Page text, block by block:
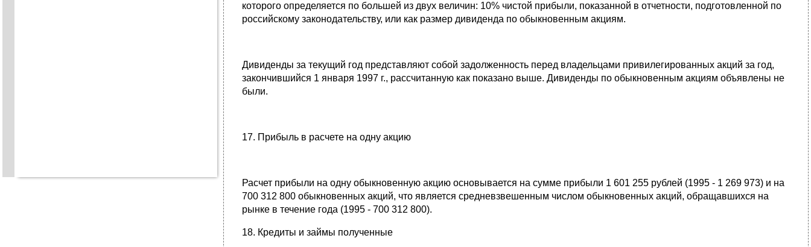
которого определяется по большей из двух величин: 10% чистой прибыли, показанной в отчетности, подготовленной по
российскому законодательству, или как размер дивиденда по обыкновенным акциям.
Дивиденды за текущий год представляют собой задолженность перед владельцами привилегированных акций за год,
закончившийся 1 января 1997 г., рассчитанную как показано выше. Дивиденды по обыкновенным акциям объявлены не
были.
17. Прибыль в расчете на одну акцию
Расчет прибыли на одну обыкновенную акцию основывается на сумме прибыли 1 601 255 рублей (1995 - 1 269 973) и на
700 312 800 обыкновенных акций, что является средневзвешенным числом обыкновенных акций, обращавшихся на
рынке в течение года (1995 - 700 312 800).
18. Кредиты и займы полученные